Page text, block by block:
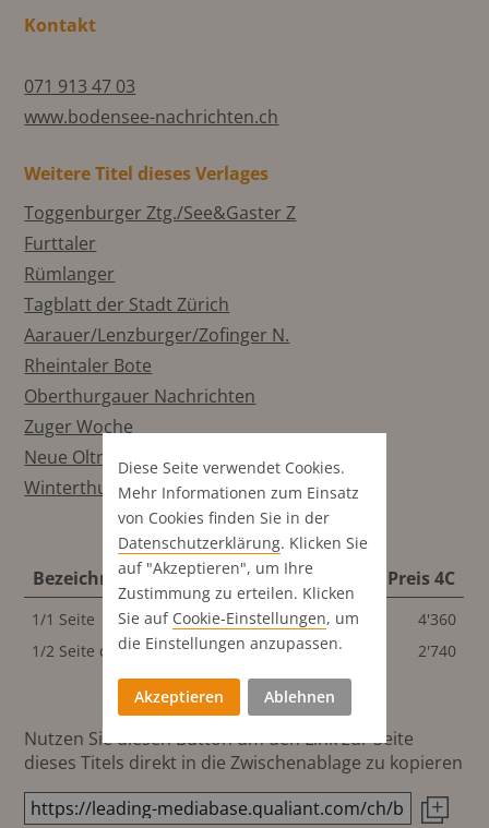
Kontakt
071 913 47 03
www.bodensee-nachrichten.ch
Weitere Titel dieses Verlages
Toggenburger Ztg./See&Gaster Z
Furttaler
Rümlanger
Tagblatt der Stadt Zürich
Aarauer/Lenzburger/Zofinger N.
Rheintaler Bote
Oberthurgauer Nachrichten
Zuger Woche
Neue Oltner Zeitung
Winterthurer Zeitung
Bezeichnung Format Preis S/W Preis 4C
1/1 Seite 286x440 mm 4'360
4'360
1/2 Seite quer
286x200 mm 2'740 2'740
Nutzen Sie diesen Button um den Link zur Seite
dieses Titels direkt in die Zwischenablage zu kopieren
Diese Seite verwendet Cookies.
Mehr Informationen zum Einsatz
von Cookies finden Sie in der
Datenschutz­erklärung. Klicken Sie
auf "Akzeptieren", um Ihre
Zustimmung zu erteilen. Klicken
Sie auf Cookie-Einstellungen, um
die Einstellungen anzupassen.
Akzeptieren Ablehnen